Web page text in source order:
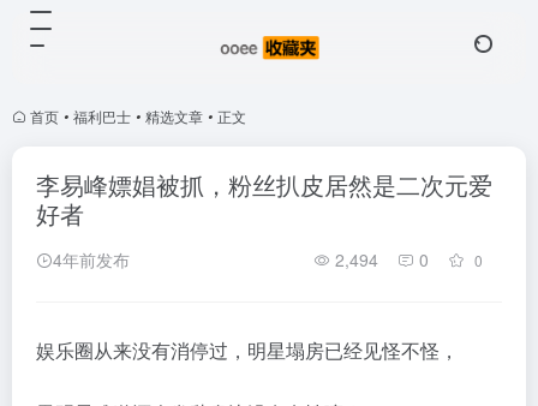
首页 • 福利巴士 • 精选文章 • 正文
李易峰嫖娼被抓，粉丝扒皮居然是二次元爱
好者
4年前发布 2,494 0 0
娱乐圈从来没有消停过，明星塌房已经见怪不怪，